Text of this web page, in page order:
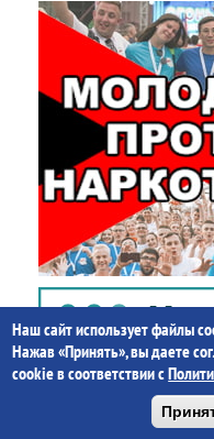
Наш сайт использует файлы
Нажав «Принять», вы даете
cookie в соответствии с